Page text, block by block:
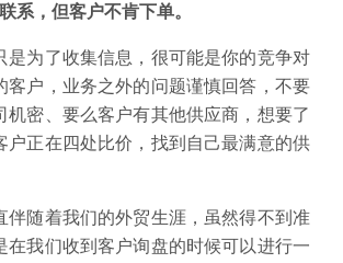
系，但客户不肯下单。
是为了收集信息，很可能是你的竞争对
客户，业务之外的问题谨慎回答，不要
机密、要么客户有其他供应商，想要了
户正在四处比价，找到自己最满意的供
伴随着我们的外贸生涯，虽然得不到准
在我们收到客户询盘的时候可以进行一